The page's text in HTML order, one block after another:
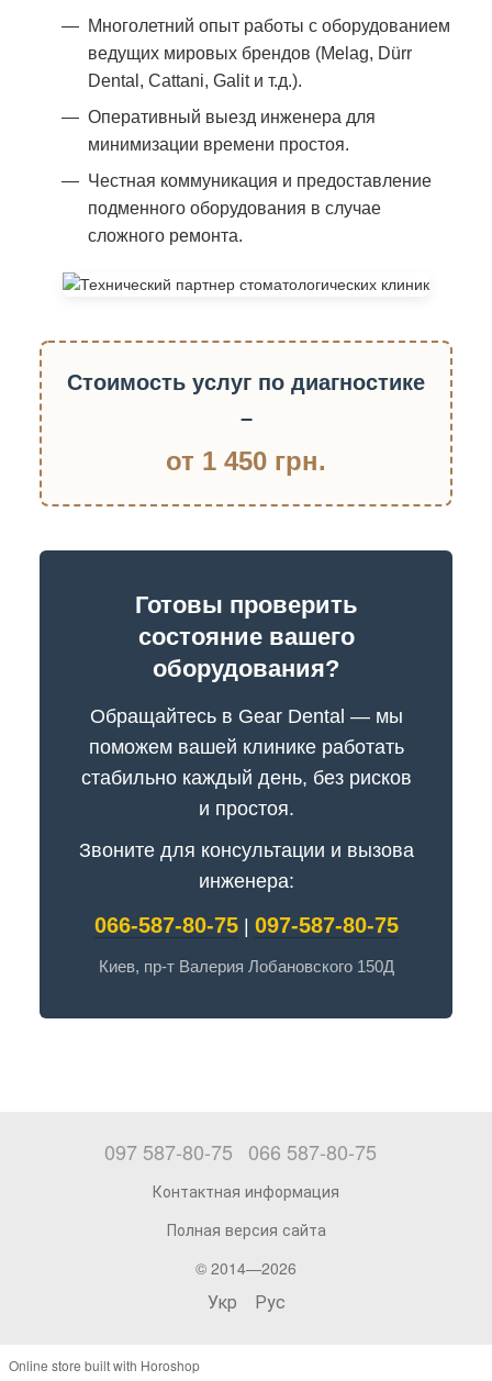
Многолетний опыт работы с оборудованием
ведущих мировых брендов (Melag, Dürr
Dental, Cattani, Galit и т.д.).
Оперативный выезд инженера для
минимизации времени простоя.
Честная коммуникация и предоставление
подменного оборудования в случае
сложного ремонта.
Стоимость услуг по диагностике
–
от 1 450 грн.
Готовы проверить
состояние вашего
оборудования?
Обращайтесь в Gear Dental — мы
поможем вашей клинике работать
стабильно каждый день, без рисков
и простоя.
Звоните для консультации и вызова
инженера:
066-587-80-75| 097-587-80-75
Киев, пр-т Валерия Лобановского 150Д
097 587-80-75 066 587-80-75
Контактная информация
Полная версия сайта
© 2014—2026
Укр Рус
Online store built with Horoshop